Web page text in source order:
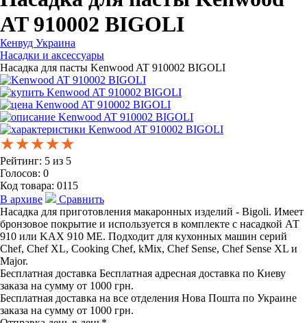
AT 910002 BIGOLI
Кенвуд Украина
Насадки и аксессуары
Насадка для пасты Kenwood AT 910002 BIGOLI
★★★★★
★★★★★
★★★★★
Рейтинг: 5 из 5
Голосов: 0
Код товара: 0115
В архиве
Сравнить
Насадка для приготовления макаронных изделий - Bigoli. Имеет
бронзовое покрытие и используется в комплекте с насадкой АТ
910 или KAX 910 ME. Подходит для кухонных машин серий
Chef, Chef XL, Cooking Chef, kMix, Chef Sense, Chef Sense XL и
Major.
Бесплатная доставка Бесплатная адресная доставка по Киеву
заказа на сумму от 1000 грн.
Бесплатная доставка на все отделения Нова Пошта по Украине
заказа на сумму от 1000 грн.